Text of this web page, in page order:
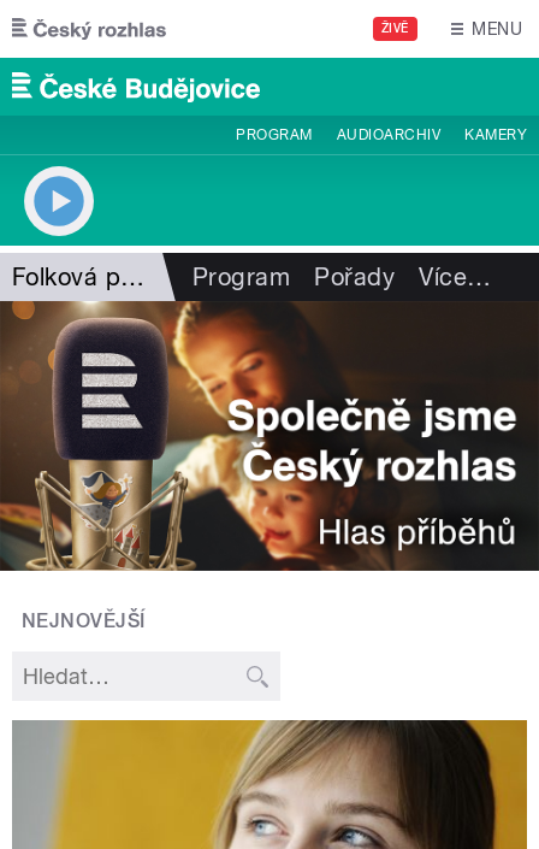
Přejít k hlavnímu obsahu
ŽIVĚ MENU
PROGRAM AUDIOARCHIV KAMERY
Folková pohlazení Program Pořady Více…
NEJNOVĚJŠÍ